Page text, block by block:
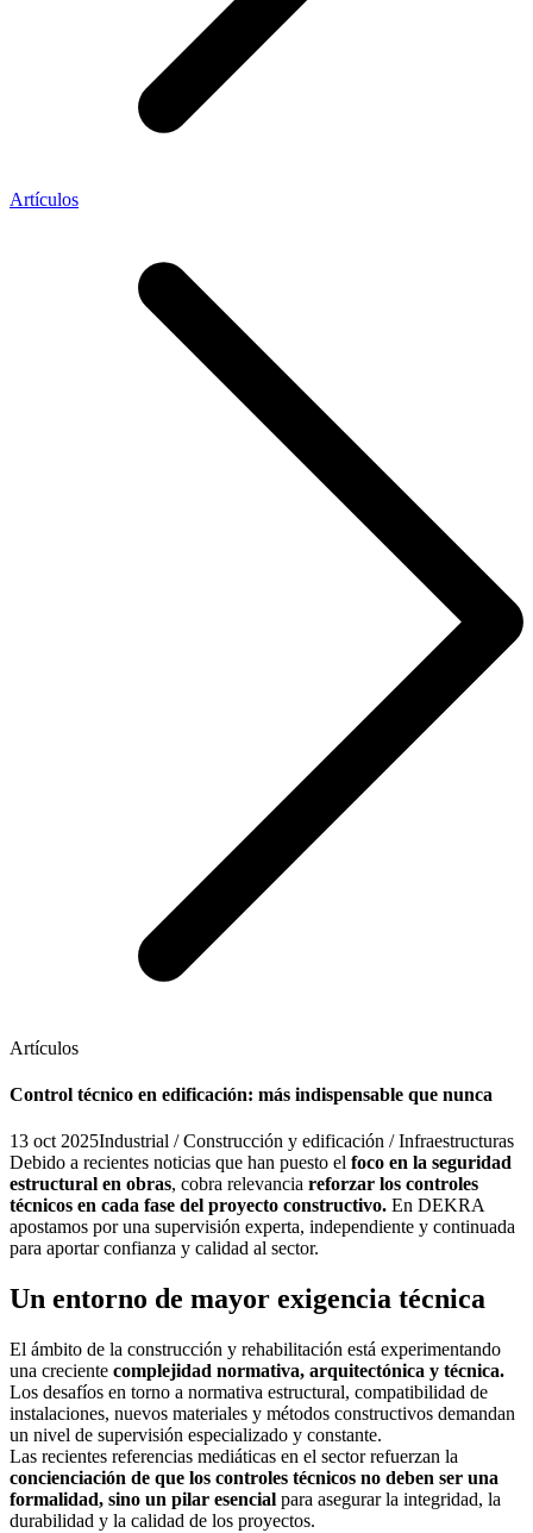
Artículos
Artículos
Control técnico en edificación: más indispensable que nunca
13 oct 2025Industrial / Construcción y edificación / Infraestructuras
Debido a recientes noticias que han puesto el foco en la seguridad
estructural en obras, cobra relevancia reforzar los controles
técnicos en cada fase del proyecto constructivo. En DEKRA
apostamos por una supervisión experta, independiente y continuada
para aportar confianza y calidad al sector.
Un entorno de mayor exigencia técnica
El ámbito de la construcción y rehabilitación está experimentando
una creciente complejidad normativa, arquitectónica y técnica.
Los desafíos en torno a normativa estructural, compatibilidad de
instalaciones, nuevos materiales y métodos constructivos demandan
un nivel de supervisión especializado y constante.
Las recientes referencias mediáticas en el sector refuerzan la
concienciación de que los controles técnicos no deben ser una
formalidad, sino un pilar esencial para asegurar la integridad, la
durabilidad y la calidad de los proyectos.